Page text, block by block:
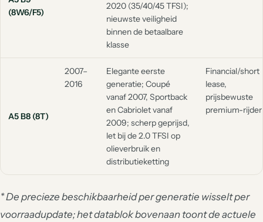
(8W6/F5)
2020 (35/40/45 TFSI);
nieuwste veiligheid
binnen de betaalbare
klasse
A5 B8 (8T)
2007–
2016
Elegante eerste
generatie; Coupé
vanaf 2007, Sportback
en Cabriolet vanaf
2009; scherp geprijsd,
let bij de 2.0 TFSI op
olieverbruik en
distributieketting
Financial/short
lease,
prijsbewuste
premium-rijder
* De precieze beschikbaarheid per generatie wisselt per
voorraadupdate; het datablok bovenaan toont de actuele